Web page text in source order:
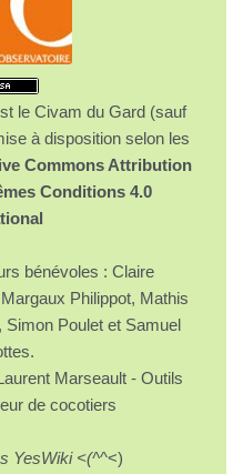
le Civam du Gard (sauf
à disposition selon les
Commons Attribution
Conditions 4.0
bénévoles : Claire
Philippot, Mathis
Poulet et Samuel
Marseault - Outils
de cocotiers
YesWiki <(^^<)